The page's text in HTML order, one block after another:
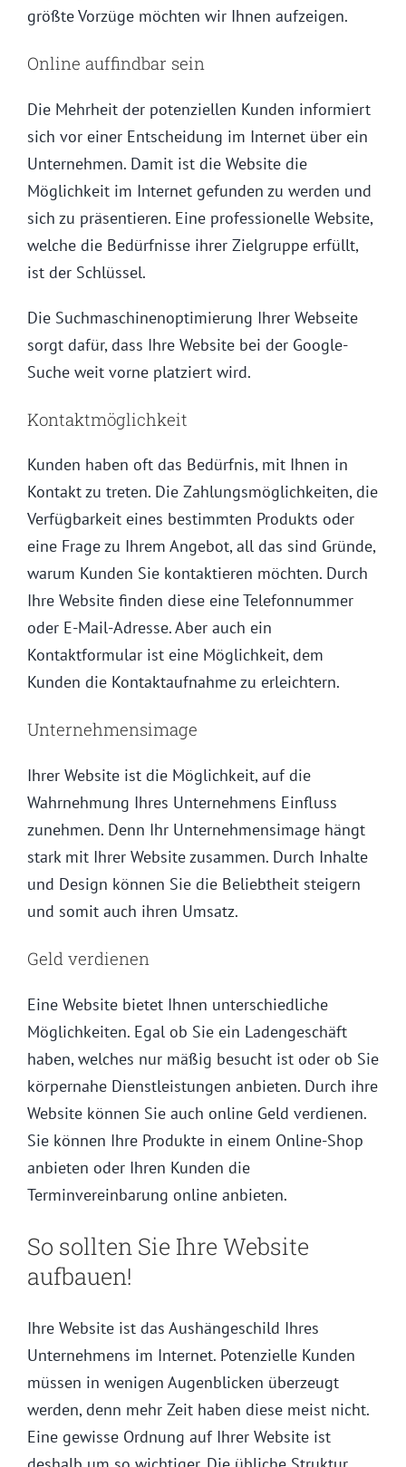
größte Vorzüge möchten wir Ihnen aufzeigen.
Online auffindbar sein
Die Mehrheit der potenziellen Kunden informiert
sich vor einer Entscheidung im Internet über ein
Unternehmen. Damit ist die Website die
Möglichkeit im Internet gefunden zu werden und
sich zu präsentieren. Eine professionelle Website,
welche die Bedürfnisse ihrer Zielgruppe erfüllt,
ist der Schlüssel.
Die Suchmaschinenoptimierung Ihrer Webseite
sorgt dafür, dass Ihre Website bei der Google-
Suche weit vorne platziert wird.
Kontaktmöglichkeit
Kunden haben oft das Bedürfnis, mit Ihnen in
Kontakt zu treten. Die Zahlungsmöglichkeiten, die
Verfügbarkeit eines bestimmten Produkts oder
eine Frage zu Ihrem Angebot, all das sind Gründe,
warum Kunden Sie kontaktieren möchten. Durch
Ihre Website finden diese eine Telefonnummer
oder E-Mail-Adresse. Aber auch ein
Kontaktformular ist eine Möglichkeit, dem
Kunden die Kontaktaufnahme zu erleichtern.
Unternehmensimage
Ihrer Website ist die Möglichkeit, auf die
Wahrnehmung Ihres Unternehmens Einfluss
zunehmen. Denn Ihr Unternehmensimage hängt
stark mit Ihrer Website zusammen. Durch Inhalte
und Design können Sie die Beliebtheit steigern
und somit auch ihren Umsatz.
Geld verdienen
Eine Website bietet Ihnen unterschiedliche
Möglichkeiten. Egal ob Sie ein Ladengeschäft
haben, welches nur mäßig besucht ist oder ob Sie
körpernahe Dienstleistungen anbieten. Durch ihre
Website können Sie auch online Geld verdienen.
Sie können Ihre Produkte in einem Online-Shop
anbieten oder Ihren Kunden die
Terminvereinbarung online anbieten.
So sollten Sie Ihre Website
aufbauen!
Ihre Website ist das Aushängeschild Ihres
Unternehmens im Internet. Potenzielle Kunden
müssen in wenigen Augenblicken überzeugt
werden, denn mehr Zeit haben diese meist nicht.
Eine gewisse Ordnung auf Ihrer Website ist